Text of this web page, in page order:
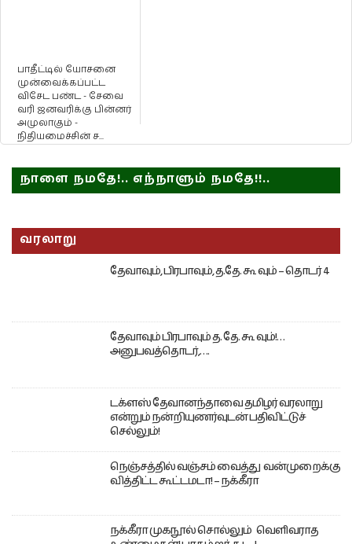
பாதீட்டில் யோசனை
முன்வைக்கப்பட்ட
விசேட பண்ட - சேவை
வரி ஜனவரிக்கு பின்னர்
அமுலாகும் -
நிதியமைச்சின் ச...
நாளை நமதே!.. எந்நாளும் நமதே!!..
வரலாறு
தேவாவும், பிரபாவும், த.தே. கூ வும் – தொடர் 4
தேவாவும் பிரபாவும் த. தே. கூ வும்!…
அனுபவத்தொடர்,….
டக்ளஸ் தேவானந்தாவை தமிழர் வரலாறு
என்றும் நன்றியுணர்வுடன் பதிவிட்டுச்
செல்லும்!
நெஞ்சத்தில் வஞ்சம் வைத்து வன்முறைக்கு
வித்திட்ட கூட்டமடா! – நக்கீரா
நக்கீரா முகநூல் சொல்லும் வெளிவராத